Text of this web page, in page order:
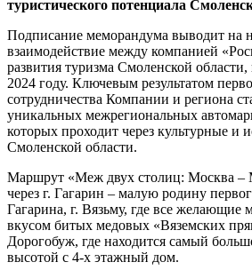
туристического потенциала
Подписание меморандума выводит на
взаимодействие между компанией
развития туризма Смоленской области,
2024 году. Ключевым результатом
сотрудничества Компании и региона
уникальных межрегиональных
которых проходит через культурные и
Смоленской области.
Маршрут «Меж двух столиц: Москва –
через г. Гагарин – малую родину
Гагарина, г. Вязьму, где все желающие
вкусом битых медовых «Вяземских
Дорогобуж, где находится самый
высотой с 4-х этажный дом.